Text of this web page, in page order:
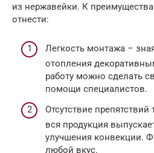
из нержавейки. К
отнести:
Легкость монтажа –
отопления
работу можно сделать
помощи специалистов.
Отсутствие
вся продукция
улучшения конвекции.
любой вкус.